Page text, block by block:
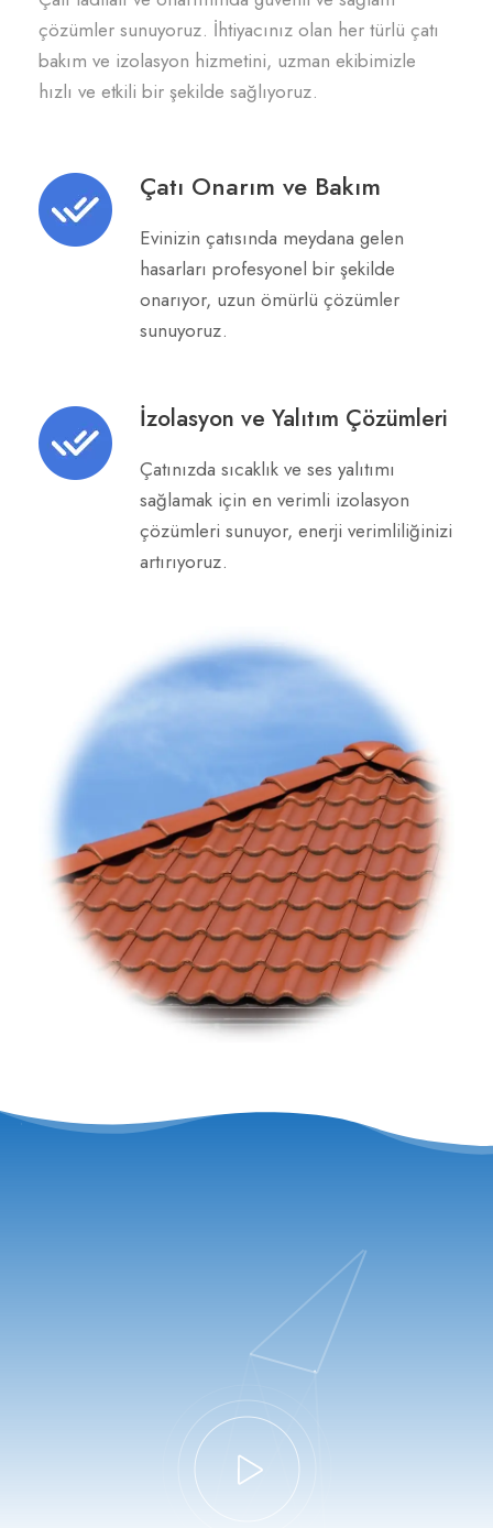
çözümler sunuyoruz. İhtiyacınız olan her türlü çatı
bakım ve izolasyon hizmetini, uzman ekibimizle
hızlı ve etkili bir şekilde sağlıyoruz.
Çatı Onarım ve Bakım
Evinizin çatısında meydana gelen
hasarları profesyonel bir şekilde
onarıyor, uzun ömürlü çözümler
sunuyoruz.
İzolasyon ve Yalıtım Çözümleri
Çatınızda sıcaklık ve ses yalıtımı
sağlamak için en verimli izolasyon
çözümleri sunuyor, enerji verimliliğinizi
artırıyoruz.